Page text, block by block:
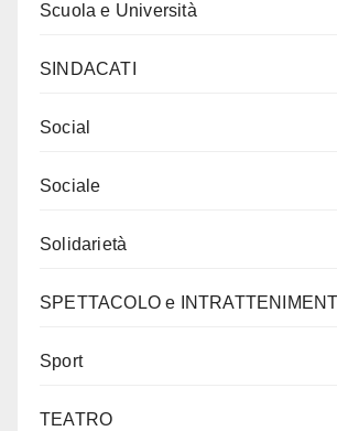
Scuola e Università
SINDACATI
Social
Sociale
Solidarietà
SPETTACOLO e
Sport
TEATRO